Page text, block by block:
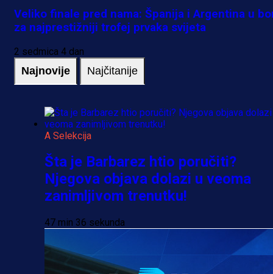
Veliko finale pred nama: Španija i Argentina u
za najprestižniji trofej prvaka svijeta
2 sedmica 4 dan
Najnovije Najčitanije
A Selekcija
Šta je Barbarez htio poručiti?
Njegova objava dolazi u veoma
zanimljivom trenutku!
47 min 36 sekunda